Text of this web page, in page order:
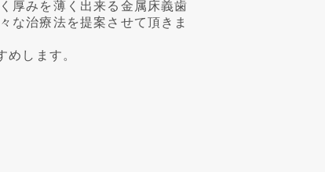
厚みを薄く出来る金属床義歯
な治療法を提案させて頂きま
おすすめします。